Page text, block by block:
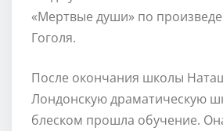
«Мертвые души» по
Гоголя.
После окончания школы
Лондонскую драматическую
блеском прошла обучение.